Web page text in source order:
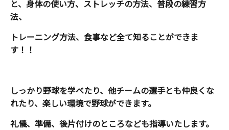
と、身体の使い方、ストレッチの方法、普段の練習方
法、
トレーニング方法、食事など全て知ることができま
す！！
しっかり野球を学べたり、他チームの選手とも仲良くな
れたり、楽しい環境で野球ができます。
礼儀、準備、後片付けのところなども指導いたします。